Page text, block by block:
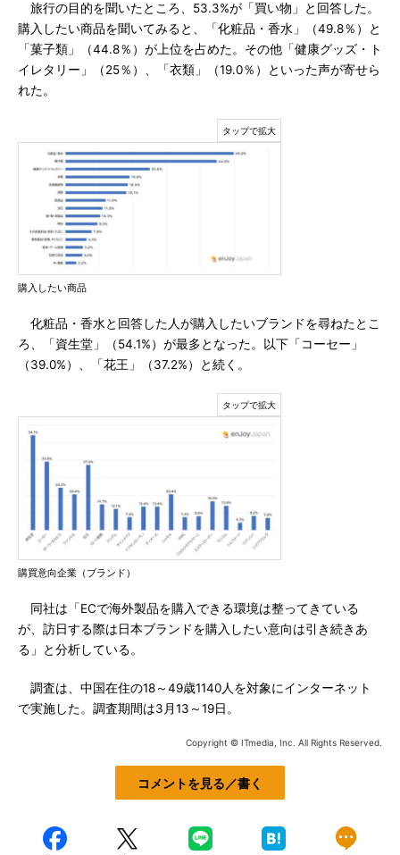
旅行の目的を聞いたところ、53.3%が「買い物」と回答した。
購入したい商品を聞いてみると、「化粧品・香水」（49.8％）と
「菓子類」（44.8％）が上位を占めた。その他「健康グッズ・ト
イレタリー」（25％）、「衣類」（19.0％）といった声が寄せら
れた。
購入したい商品
化粧品・香水と回答した人が購入したいブランドを尋ねたとこ
ろ、「資生堂」（54.1%）が最多となった。以下「コーセー」
（39.0%）、「花王」（37.2%）と続く。
購買意向企業（ブランド）
同社は「ECで海外製品を購入できる環境は整ってきている
が、訪日する際は日本ブランドを購入したい意向は引き続きあ
る」と分析している。
調査は、中国在住の18～49歳1140人を対象にインターネット
で実施した。調査期間は3月13～19日。
Copyright © ITmedia, Inc. All Rights Reserved.
コメントを見る／書く